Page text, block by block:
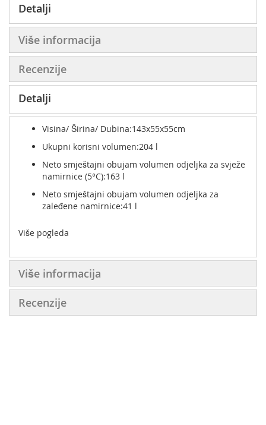
Detalji
Više informacija
Recenzije
Detalji
Visina/ Širina/ Dubina:143x55x55cm
Ukupni korisni volumen:204 l
Neto smještajni obujam volumen odjeljka za svježe
namirnice (5°C):163 l
Neto smještajni obujam volumen odjeljka za
zaleđene namirnice:41 l
Više pogleda
Više informacija
Recenzije